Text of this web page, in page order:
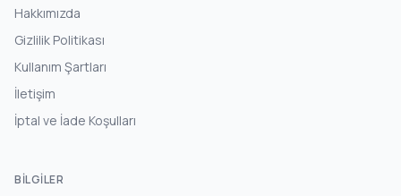
Hakkımızda
Gizlilik Politikası
Kullanım Şartları
İletişim
İptal ve İade Koşulları
BILGILER